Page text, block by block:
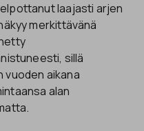
laajasti arjen
merkittävänä
sillä
vuoden aikana
alan